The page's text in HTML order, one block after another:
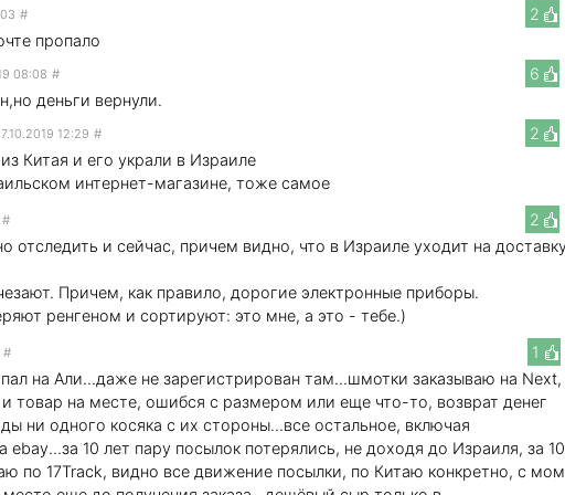
2
#
пропало
6
08:08 #
деньги вернули.
2
12:29 #
Китая и его украли в Израиле
интернет-магазине, тоже самое
2
#
отследить и сейчас, причем видно, что в Израиле уходит на
Причем, как правило, дорогие электронные приборы.
ренгеном и сортируют: это мне, а это - тебе.)
1
#
на Али...даже не зарегистрирован там...шмотки заказываю на
товар на месте, ошибся с размером или еще что-то, возврат денег
ни одного косяка с их стороны...все остальное, включая
ebay...за 10 лет пару посылок потерялись, не доходя до Израиля, за
по 17Track, видно все движение посылки, по Китаю конкретно, с